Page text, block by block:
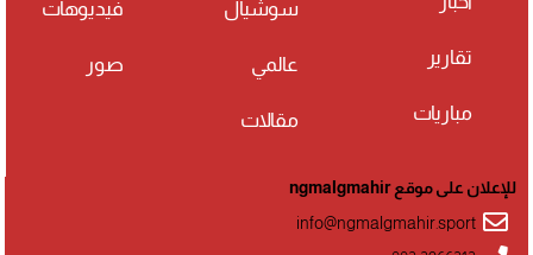
تقارير
مباريات
سوشيال
عالمي
مقالات
فيديوهات
صور
للإعلان على موقع ngmalgmahir
info@ngmalgmahir.sport